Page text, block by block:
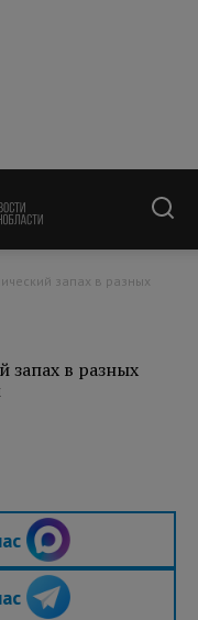
в разных